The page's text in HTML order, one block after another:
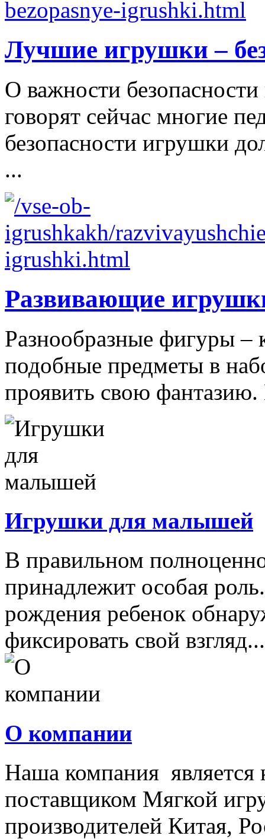
Лучшие игрушки –
О важности
говорят сейчас многие
безопасности игрушки
...
Развивающие
Разнообразные фигуры –
подобные предметы в
проявить свою
Игрушки для малышей
В правильном
принадлежит особая
рождения ребенок
фиксировать свой взгляд...
О компании
Наша компания
поставщиком Мягкой
производителей Китая,